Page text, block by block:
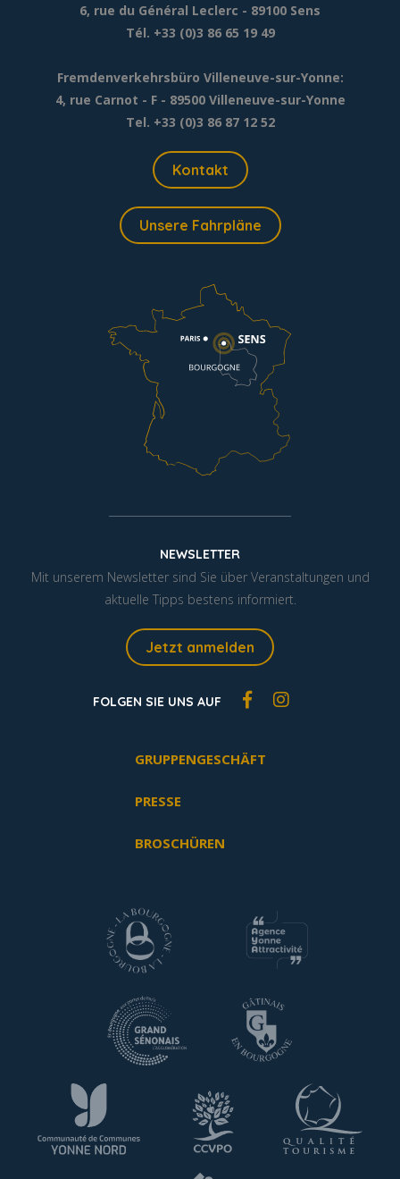
6, rue du Général Leclerc - 89100 Sens
Tél. +33 (0)3 86 65 19 49
Fremdenverkehrsbüro Villeneuve-sur-Yonne:
4, rue Carnot - F - 89500 Villeneuve-sur-Yonne
Tel. +33 (0)3 86 87 12 52
Kontakt
Unsere Fahrpläne
NEWSLETTER
Mit unserem Newsletter sind Sie über Veranstaltungen und
aktuelle Tipps bestens informiert.
Jetzt anmelden
FOLGEN SIE UNS AUF
GRUPPENGESCHÄFT
PRESSE
BROSCHÜREN